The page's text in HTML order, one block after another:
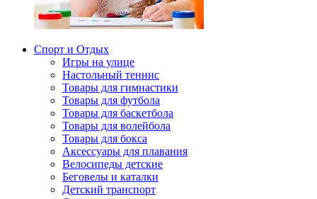
Спорт и Отдых
Игры на улице
Настольный теннис
Товары для гимнастики
Товары для футбола
Товары для баскетбола
Товары для волейбола
Товары для бокса
Аксессуары для плавания
Велосипеды детские
Беговелы и каталки
Детский транспорт